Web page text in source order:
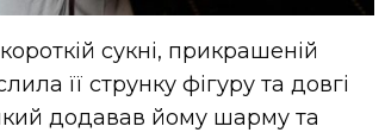
сукні, прикрашеній
її струнку фігуру та довгі
додавав йому шарму та